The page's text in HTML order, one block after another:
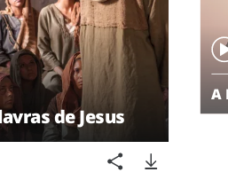
de Jesus
A